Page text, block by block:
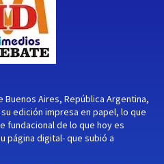
Aires, República Argentina,
edición impresa en papel, lo que
fundacional de lo que hoy es
página digital- que subió a